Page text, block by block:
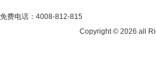
免费电话：4008-812-815
Copyright © 2026 all